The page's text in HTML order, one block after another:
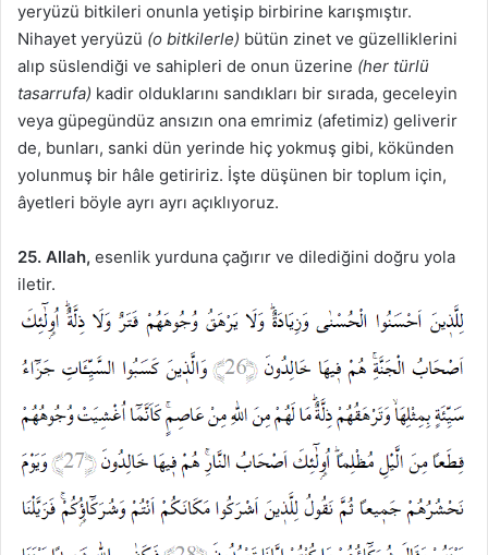
yeryüzü bitkileri onunla yetişip birbirine karışmıştır.
Nihayet yeryüzü (o bitkilerle) bütün zinet ve güzelliklerini
alıp süslendiği ve sahipleri de onun üzerine (her türlü
tasarrufa) kadir olduklarını sandıkları bir sırada, geceleyin
veya güpegündüz ansızın ona emrimiz (afetimiz) geliverir
de, bunları, sanki dün yerinde hiç yokmuş gibi, kökünden
yolunmuş bir hâle getiririz. İşte düşünen bir toplum için,
âyetleri böyle ayrı ayrı açıklıyoruz.
25. Allah, esenlik yurduna çağırır ve dilediğini doğru yola
iletir.